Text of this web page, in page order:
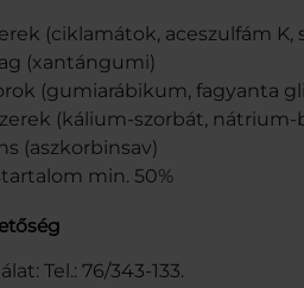
(ciklamátok, aceszulfám K,
(xantángumi)
(gumiarábikum, fagyanta
(kálium-szorbát, nátrium-
(aszkorbinsav)
min. 50%
Tel.: 76/343-133.